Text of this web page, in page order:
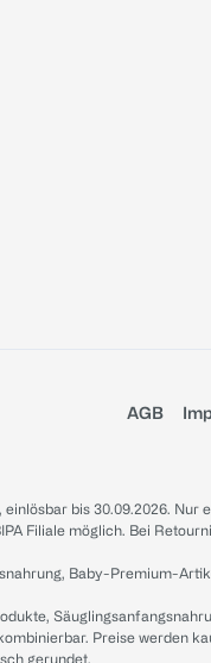
AGB
bis 30.09.2026.
Filiale möglich. Bei
Baby-Premium-
Preise werden
gerundet.